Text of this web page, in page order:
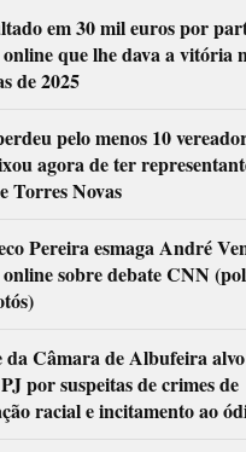
em 30 mil euros por
que lhe dava a vitória
de 2025
pelo menos 10
agora de ter
Torres Novas
Pereira esmaga André
online sobre debate CNN
da Câmara de Albufeira
por suspeitas de crimes de
racial e incitamento ao